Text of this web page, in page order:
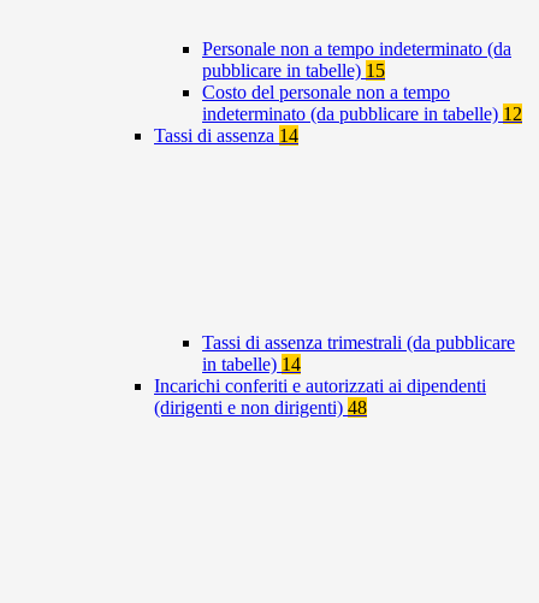
Personale non a tempo indeterminato (da
pubblicare in tabelle) 15
Costo del personale non a tempo
indeterminato (da pubblicare in tabelle) 12
Tassi di assenza 14
Tassi di assenza trimestrali (da pubblicare
in tabelle) 14
Incarichi conferiti e autorizzati ai dipendenti
(dirigenti e non dirigenti) 48